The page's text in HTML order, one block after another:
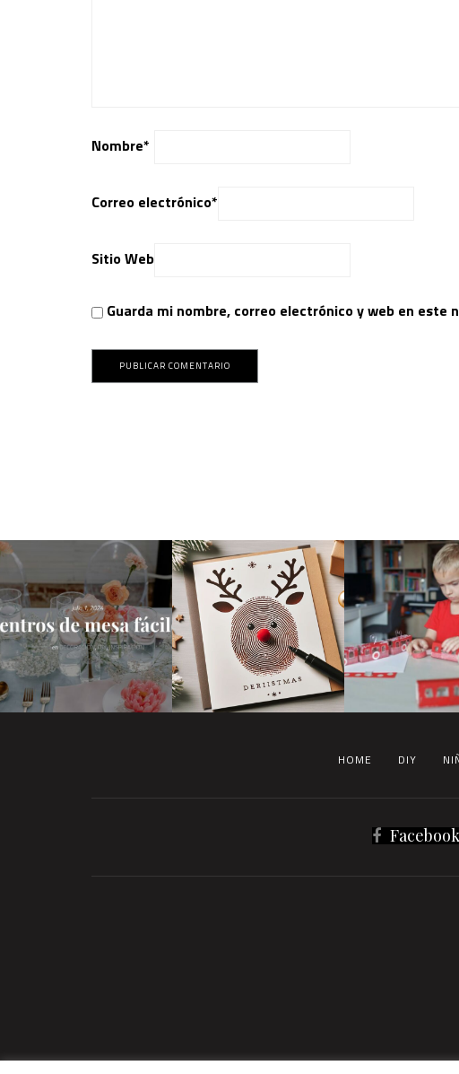
Nombre*
Correo electrónico*
Sitio Web
Guarda mi nombre, correo electrónico y web en este
HOME DIY
Facebook